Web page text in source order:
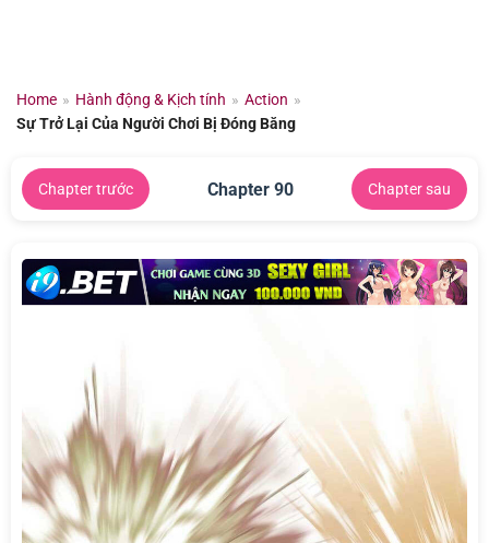
dungHome » Hành động & Kịch tính » Action »
Sự Trở Lại Của Người Chơi Bị Đóng Băng
Chapter trước Chapter 90 Chapter sau